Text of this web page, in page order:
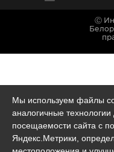
Мы используем файлы
аналогичные
посещаемости сайта с
Яндекс.Метрики,
Ⓒ